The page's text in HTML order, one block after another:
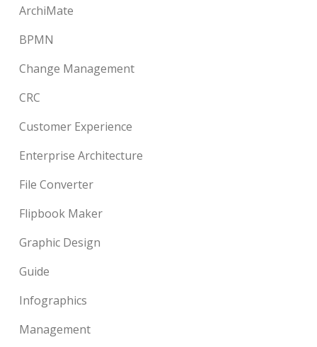
ArchiMate
BPMN
Change Management
CRC
Customer Experience
Enterprise Architecture
File Converter
Flipbook Maker
Graphic Design
Guide
Infographics
Management